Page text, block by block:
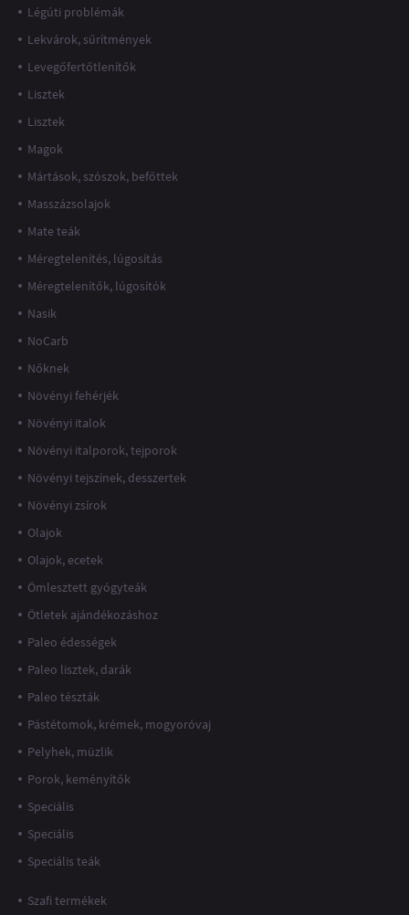
Légúti problémák
Lekvárok, sűrítmények
Levegőfertőtlenítők
Lisztek
Lisztek
Magok
Mártások, szószok, befőttek
Masszázsolajok
Mate teák
Méregtelenítés, lúgosítás
Méregtelenítők, lúgosítók
Nasik
NoCarb
Nőknek
Növényi fehérjék
Növényi italok
Növényi italporok, tejporok
Növényi tejszínek, desszertek
Növényi zsírok
Olajok
Olajok, ecetek
Ömlesztett gyógyteák
Ötletek ajándékozáshoz
Paleo édességek
Paleo lisztek, darák
Paleo tészták
Pástétomok, krémek, mogyoróvaj
Pelyhek, müzlik
Porok, keményítők
Speciális
Speciális
Speciális teák
Szafi termékek